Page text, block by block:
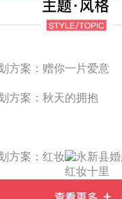
红妆十里